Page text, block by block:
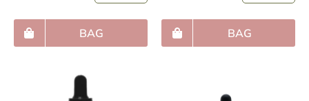
BAG BAG